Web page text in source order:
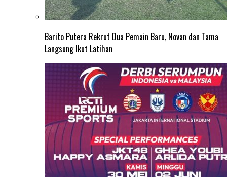
Barito Putera Rekrut Dua Pemain Baru, Novan dan Tama
Langsung Ikut Latihan